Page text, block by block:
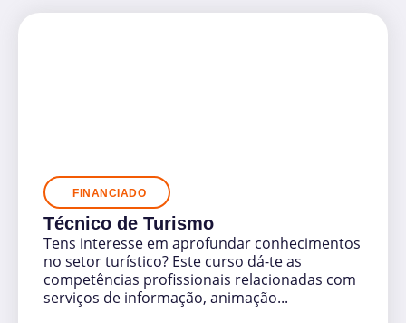
FINANCIADO
Técnico de Turismo
Tens interesse em aprofundar conhecimentos
no setor turístico? Este curso dá-te as
competências profissionais relacionadas com
serviços de informação, animação...